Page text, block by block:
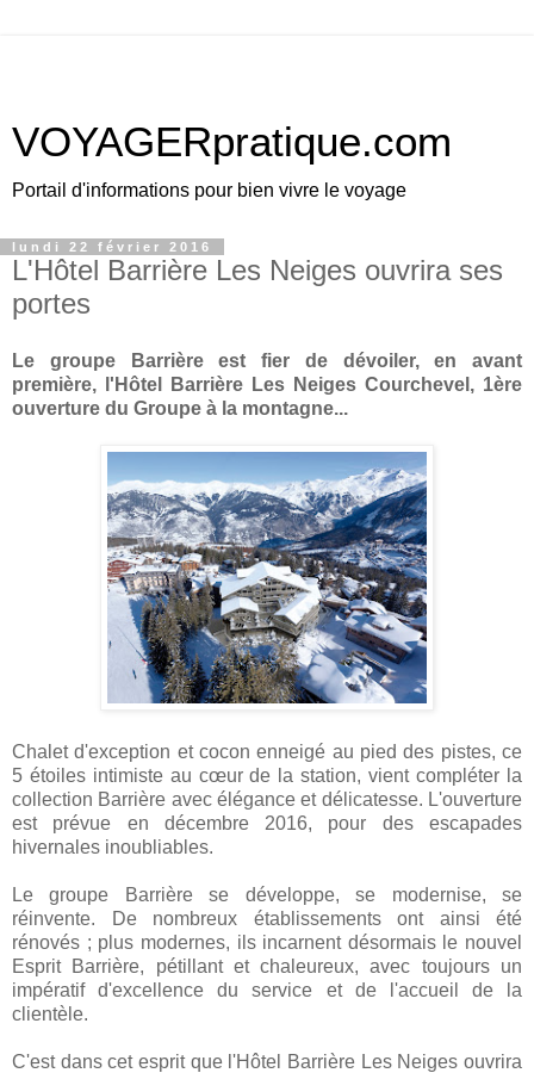
VOYAGERpratique.com
Portail d'informations pour bien vivre le voyage
lundi 22 février 2016
L'Hôtel Barrière Les Neiges ouvrira ses
portes
Le groupe Barrière est fier de dévoiler, en avant
première, l'Hôtel Barrière Les Neiges Courchevel, 1ère
ouverture du Groupe à la montagne...
Chalet d'exception et cocon enneigé au pied des pistes, ce
5 étoiles intimiste au cœur de la station, vient compléter la
collection Barrière avec élégance et délicatesse. L'ouverture
est prévue en décembre 2016, pour des escapades
hivernales inoubliables.
Le groupe Barrière se développe, se modernise, se
réinvente. De nombreux établissements ont ainsi été
rénovés ; plus modernes, ils incarnent désormais le nouvel
Esprit Barrière, pétillant et chaleureux, avec toujours un
impératif d'excellence du service et de l'accueil de la
clientèle.
C'est dans cet esprit que l'Hôtel Barrière Les Neiges ouvrira